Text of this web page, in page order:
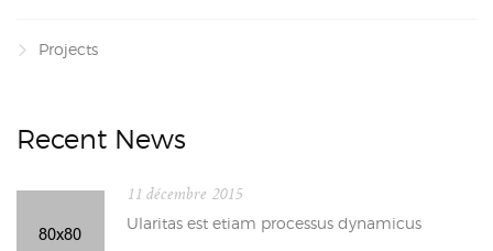
Projects
Recent News
11 décembre 2015
Ularitas est etiam processus dynamicus